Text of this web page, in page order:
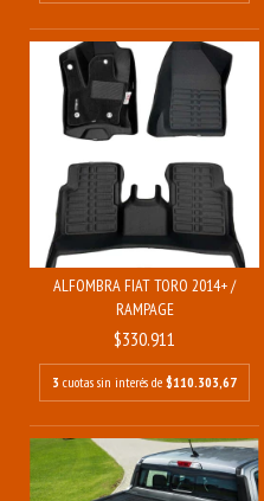
ALFOMBRA FIAT TORO 2014+ /
RAMPAGE
$330.911
3 cuotas sin interés de $110.303,67